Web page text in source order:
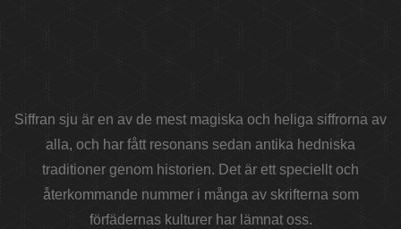
Siffran sju är en av de mest magiska och heliga siffrorna av
alla, och har fått resonans sedan antika hedniska
traditioner genom historien. Det är ett speciellt och
återkommande nummer i många av skrifterna som
förfädernas kulturer har lämnat oss.